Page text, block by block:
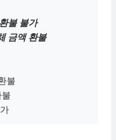
불 불가
금액 환불
불